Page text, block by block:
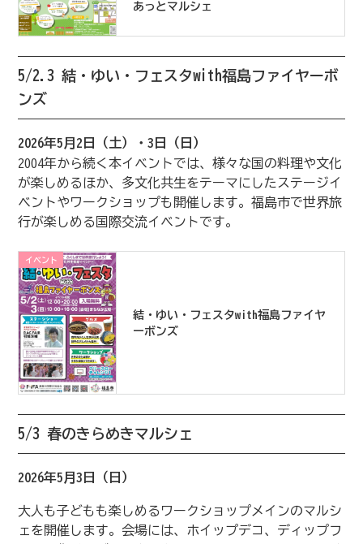
あっとマルシェ
5/2.3 結・ゆい・フェスタwith福島ファイヤーボ
ンズ
2026年5月2日（土）・3日（日）
2004年から続く本イベントでは、様々な国の料理や文化
が楽しめるほか、多文化共生をテーマにしたステージイ
ベントやワークショップも開催します。福島市で世界旅
行が楽しめる国際交流イベントです。
イベント
結・ゆい・フェスタwith福島ファイヤ
ーボンズ
5/3 春のきらめきマルシェ
2026年5月3日（日）
大人も子どもも楽しめるワークショップメインのマルシ
ェを開催します。会場には、ホイップデコ、ディップフ